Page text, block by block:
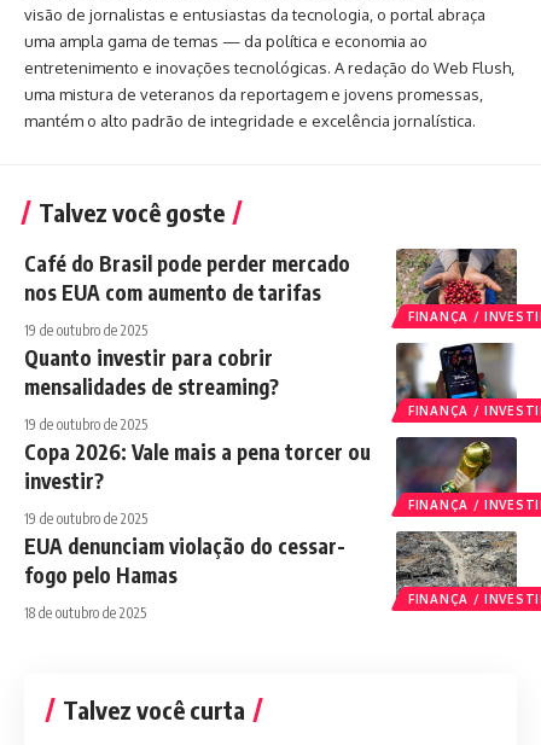
visão de jornalistas e entusiastas da tecnologia, o portal abraça
uma ampla gama de temas — da política e economia ao
entretenimento e inovações tecnológicas. A redação do Web Flush,
uma mistura de veteranos da reportagem e jovens promessas,
mantém o alto padrão de integridade e excelência jornalística.
Talvez você goste
FINANÇA /
Café do Brasil pode perder mercado
nos EUA com aumento de tarifas
19 de outubro de 2025
FINANÇA /
Quanto investir para cobrir
mensalidades de streaming?
19 de outubro de 2025
FINANÇA /
Copa 2026: Vale mais a pena torcer ou
investir?
19 de outubro de 2025
FINANÇA /
EUA denunciam violação do cessar-
fogo pelo Hamas
18 de outubro de 2025
Talvez você curta